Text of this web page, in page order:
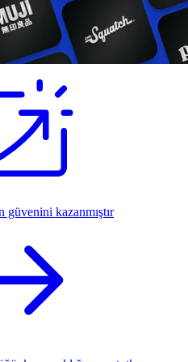
güvenini kazanmıştır